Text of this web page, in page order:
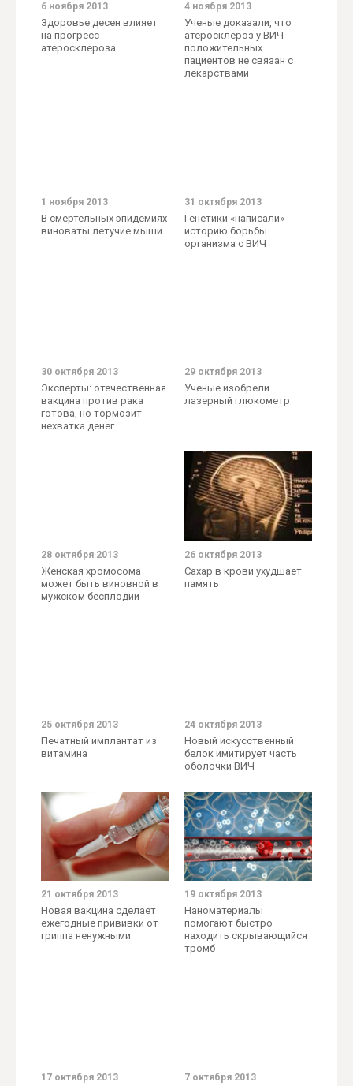
6 ноября 2013
Здоровье десен влияет
на прогресс
атеросклероза
4 ноября 2013
Ученые доказали, что
атеросклероз у ВИЧ-
положительных
пациентов не связан с
лекарствами
1 ноября 2013
В смертельных эпидемиях
виноваты летучие мыши
31 октября 2013
Генетики «написали»
историю борьбы
организма с ВИЧ
30 октября 2013
Эксперты: отечественная
вакцина против рака
готова, но тормозит
нехватка денег
29 октября 2013
Ученые изобрели
лазерный глюкометр
28 октября 2013
Женская хромосома
может быть виновной в
мужском бесплодии
26 октября 2013
Сахар в крови ухудшает
память
25 октября 2013
Печатный имплантат из
витамина
24 октября 2013
Новый искусственный
белок имитирует часть
оболочки ВИЧ
21 октября 2013
Новая вакцина сделает
ежегодные прививки от
гриппа ненужными
19 октября 2013
Наноматериалы
помогают быстро
находить скрывающийся
тромб
17 октября 2013 7 октября 2013